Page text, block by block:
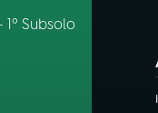
Subsolo